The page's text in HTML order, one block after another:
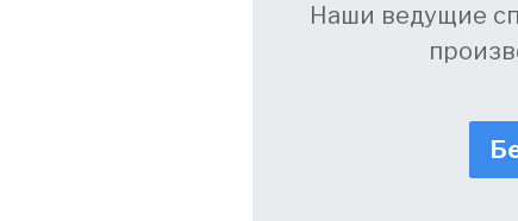
Наши ведущие